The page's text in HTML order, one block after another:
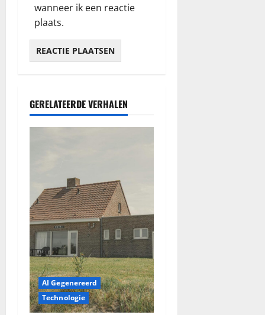
wanneer ik een reactie
plaats.
GERELATEERDE VERHALEN
AI Gegenereerd
Technologie